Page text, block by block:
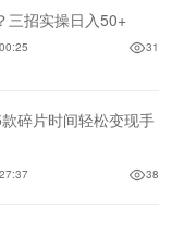
三招实操日入50+
31
碎片时间轻松变现手
38